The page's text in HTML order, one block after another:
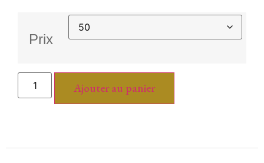
Prix
Ajouter au panier